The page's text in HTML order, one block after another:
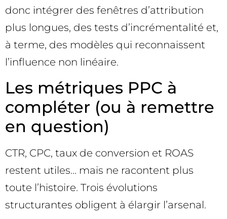
donc intégrer des fenêtres d’attribution
plus longues, des tests d’incrémentalité et,
à terme, des modèles qui reconnaissent
l’influence non linéaire.
Les métriques PPC à
compléter (ou à remettre
en question)
CTR, CPC, taux de conversion et ROAS
restent utiles… mais ne racontent plus
toute l’histoire. Trois évolutions
structurantes obligent à élargir l’arsenal.